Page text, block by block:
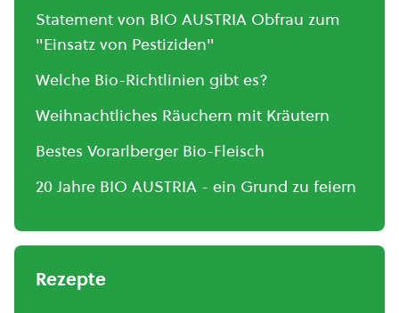
Statement von BIO AUSTRIA Obfrau zum
"Einsatz von Pestiziden"
Welche Bio-Richtlinien gibt es?
Weihnachtliches Räuchern mit Kräutern
Bestes Vorarlberger Bio-Fleisch
20 Jahre BIO AUSTRIA - ein Grund zu feiern
Rezepte